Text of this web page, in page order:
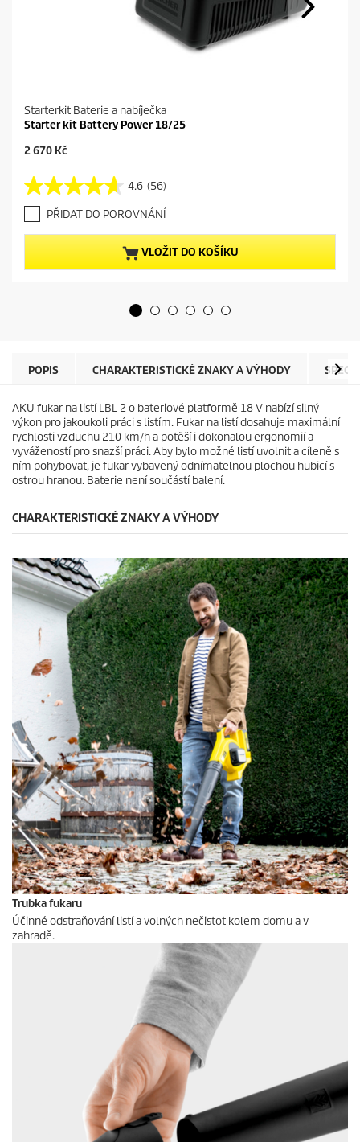
Starterkit Baterie a nabíječka
Starter kit Battery Power 18/25
C
e
n
t
p
e
2 670 Kč
4.6 (56)
4
.
6
z
h
e
5
6
r
e
c
e
z
í
PŘIDAT DO POROVNÁNÍ
VLOŽIT DO KOŠÍKU
POPIS CHARAKTERISTICKÉ ZNAKY A VÝHODY
AKU fukar na listí LBL 2 o bateriové platformě 18 V nabízí silný
výkon pro jakoukoli práci s listím. Fukar na listí dosahuje maximální
rychlosti vzduchu 210 km/h a potěší i dokonalou ergonomií a
vyvážeností pro snazší práci. Aby bylo možné listí uvolnit a cíleně s
ním pohybovat, je fukar vybavený odnímatelnou plochou hubicí s
ostrou hranou. Baterie není součástí balení.
CHARAKTERISTICKÉ ZNAKY A VÝHODY
Trubka fukaru
Účinné odstraňování listí a volných nečistot kolem domu a v
zahradě.